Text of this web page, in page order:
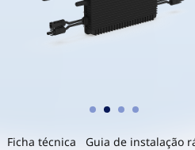
Ficha técnica
Guia de instalação